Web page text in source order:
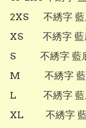
2XS      不綉字
XS        不綉字
S          不綉字
M          不綉字
L           不綉字
XL         不綉字